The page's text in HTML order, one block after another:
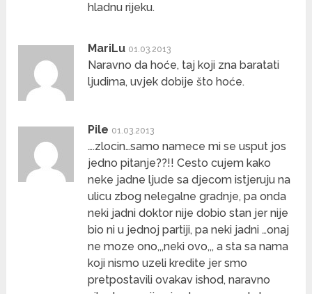
hladnu rijeku.
MariLu 01.03.2013
Naravno da hoće, taj koji zna baratati
ljudima, uvjek dobije što hoće.
Pile 01.03.2013
….zlocin…samo namece mi se usput jos
jedno pitanje??!! Cesto cujem kako
neke jadne ljude sa djecom istjeruju na
ulicu zbog nelegalne gradnje, pa onda
neki jadni doktor nije dobio stan jer nije
bio ni u jednoj partiji, pa neki jadni …onaj
ne moze ono,,,neki ovo,,, a sta sa nama
koji nismo uzeli kredite jer smo
pretpostavili ovakav ishod, naravno